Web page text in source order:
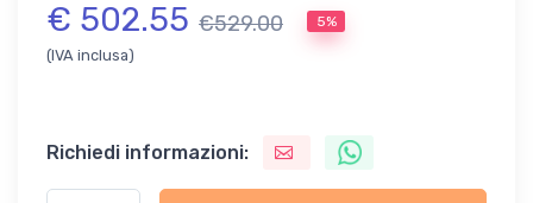
€ 502.55 €529.00 5%
(IVA inclusa)
Richiedi informazioni: